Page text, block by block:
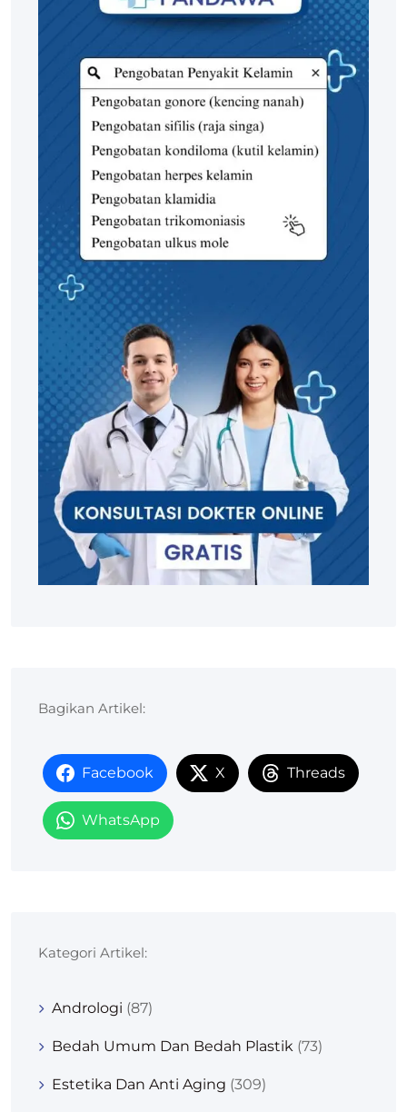
Bagikan Artikel:
Facebook X Threads
WhatsApp
Kategori Artikel:
Andrologi (87)
Bedah Umum Dan Bedah Plastik (73)
Estetika Dan Anti Aging (309)